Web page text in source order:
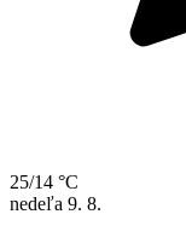
25/14 °C
nedeľa 9. 8.